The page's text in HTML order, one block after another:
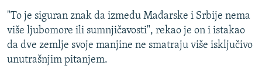
TRI DECENIJE OD RATA U BIH
SVE KARTE DEJTONA
NASTANAK I RASPAD JUGOSLAVIJE
"To je siguran znak da između Mađarske i Srbije nema
više ljubomore ili sumnjičavosti", rekao je on i istakao
da dve zemlje svoje manjine ne smatraju više isključivo
unutrašnjim pitanjem.